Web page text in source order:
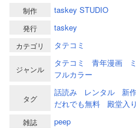
制作 taskey STUDIO
発行 taskey
カテゴリ タテコミ
ジャンル
タテコミ 青年漫画
フルカラー
タグ
話読み レンタル 新
だれでも無料
殿堂入り
雑誌 peep